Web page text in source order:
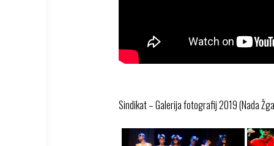
Sindikat – Galerija fotografij 2019 (Nada